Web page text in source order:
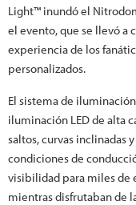
Light™ inundó el
el evento, que se llevó a
experiencia de los
personalizados.
El sistema de
iluminación LED de alta
saltos, curvas inclinadas
condiciones de
visibilidad para miles de
mientras disfrutaban de